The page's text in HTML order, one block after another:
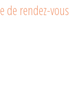
rendez-